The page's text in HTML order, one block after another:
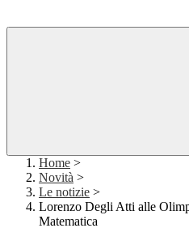
Home >
Novità >
Le notizie >
Lorenzo Degli Atti alle
Matematica